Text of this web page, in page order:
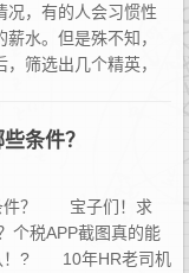
况，有的人会习惯性
水。但是殊不知，
筛选出几个精英，
这样的问题...
条件？
件？ 宝子们！求
个税APP截图真的能
认！? 10年HR老司机